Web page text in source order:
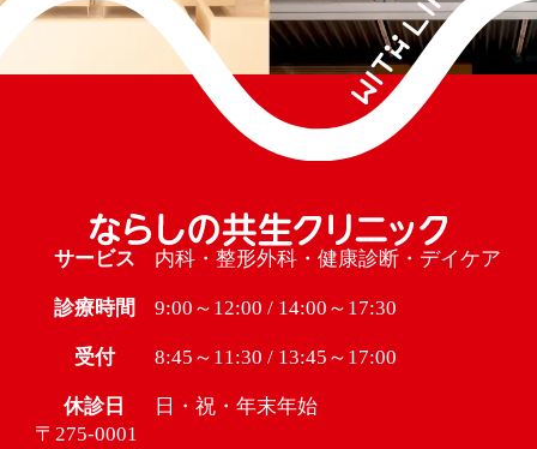
サービス 内科・整形外科・健康診断・デイケア
診療時間 9:00～12:00 / 14:00～17:30
受付 8:45～11:30 / 13:45～17:00
休診日
日・祝・年末年始
〒275-0001